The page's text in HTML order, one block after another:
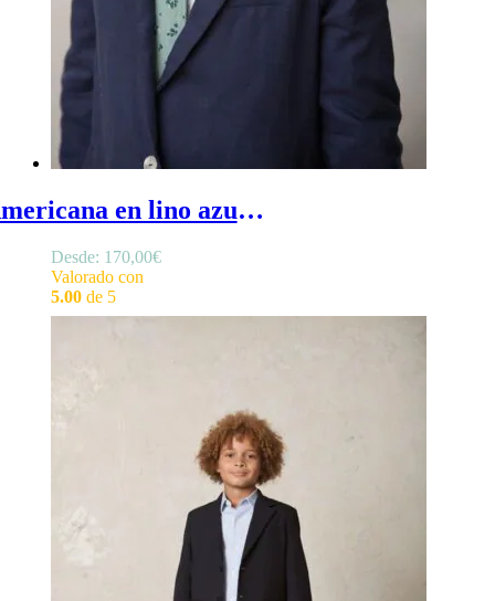
Americana en lino azul marino - Americana de niño azul marino en lino, blazer de niño azul marino, con solapas en cuello y bolsillo para pañuelo
Desde: 170,00€
Valorado con
5.00 de 5